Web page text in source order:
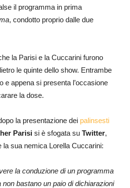
il programma in prima
, condotto proprio dalle due
la Parisi e la Cuccarini furono
le quinte dello show. Entrambe
e appena si presenta l’occasione
la dose.
la presentazione dei palinsesti
Parisi si è sfogata su Twitter,
la sua nemica Lorella Cuccarini:
la conduzione di un programma
bastano un paio di dichiarazioni